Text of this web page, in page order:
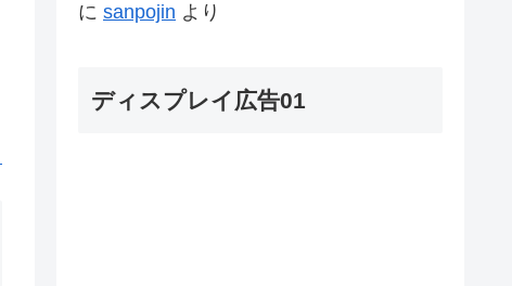
に sanpojin より
ディスプレイ広告01